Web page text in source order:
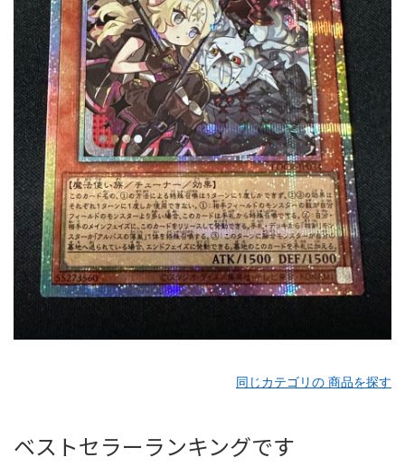
同じカテゴリの 商品を探す
ベストセラーランキングです